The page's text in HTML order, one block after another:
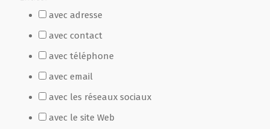
avec adresse
avec contact
avec téléphone
avec email
avec les réseaux sociaux
avec le site Web
Fête Marché Paysan
Partenaires